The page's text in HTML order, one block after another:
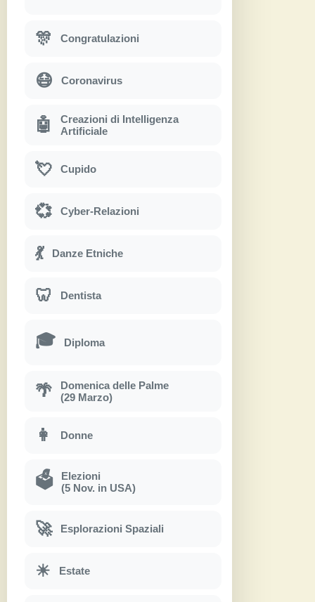
🎊 Congratulazioni
😷 Coronavirus
🤖
Creazioni di Intelligenza
Artificiale
💘 Cupido
💞 Cyber-Relazioni
💃 Danze Etniche
🦷 Dentista
🎓 Diploma
🌴
Domenica delle Palme
(29 Marzo)
👩 Donne
🗳
Elezioni
(5 Nov. in USA)
🚀 Esplorazioni Spaziali
☀ Estate